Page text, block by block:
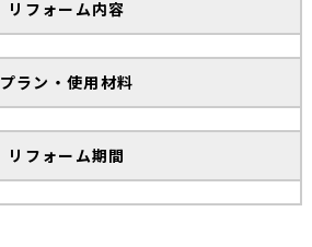
リフォーム内容
プラン・使用材料
リフォーム期間